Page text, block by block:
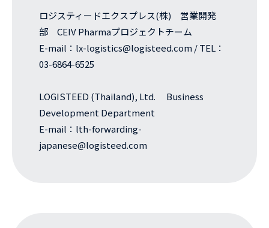
ロジスティードエクスプレス(株) 営業開発
部 CEIV Pharmaプロジェクトチーム
E-mail：lx-logistics@logisteed.com / TEL：
03-6864-6525
LOGISTEED (Thailand), Ltd. Business
Development Department
E-mail：lth-forwarding-
japanese@logisteed.com